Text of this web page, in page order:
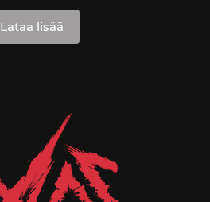
Lataa lisää